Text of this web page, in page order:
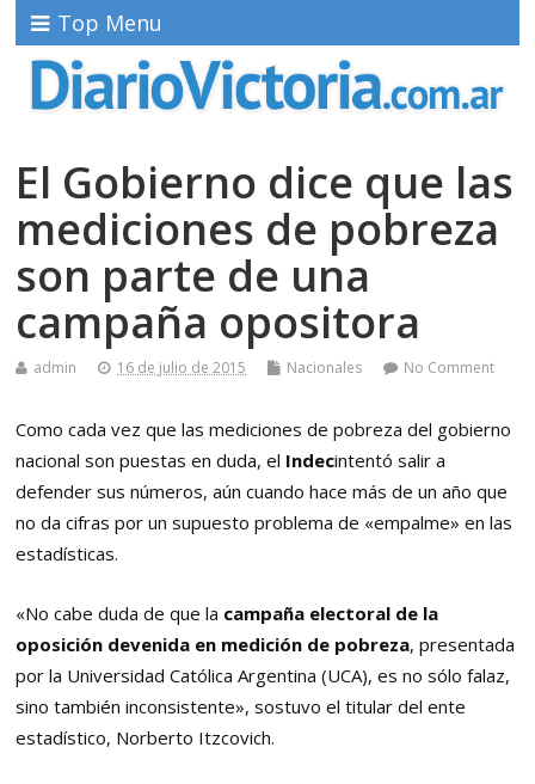
Top Menu
El Gobierno dice que las
mediciones de pobreza
son parte de una
campaña opositora
admin 16 de julio de 2015 Nacionales No Comment
Como cada vez que las mediciones de pobreza del gobierno
nacional son puestas en duda, el Indecintentó salir a
defender sus números, aún cuando hace más de un año que
no da cifras por un supuesto problema de «empalme» en las
estadísticas.
«No cabe duda de que la campaña electoral de la
oposición devenida en medición de pobreza, presentada
por la Universidad Católica Argentina (UCA), es no sólo falaz,
sino también inconsistente», sostuvo el titular del ente
estadístico, Norberto Itzcovich.